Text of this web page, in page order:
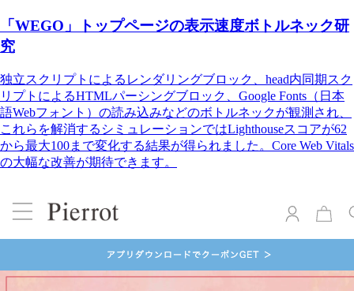
「WEGO」トップページの表示速度ボトルネック研
究
独立スクリプトによるレンダリングブロック、head内同期スク
リプトによるHTMLパーシングブロック、Google Fonts（日本
語Webフォント）の読み込みなどのボトルネックが観測され、
これらを解消するシミュレーションではLighthouseスコアが62
から最大100まで変化する結果が得られました。Core Web Vitals
の大幅な改善が期待できます。